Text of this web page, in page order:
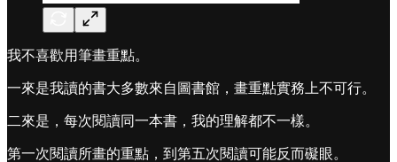
我不喜歡用筆畫重點。
一來是我讀的書大多數來自圖書館，畫重點實務上不可行。
二來是，每次閱讀同一本書，我的理解都不一樣。
第一次閱讀所畫的重點，到第五次閱讀可能反而礙眼。